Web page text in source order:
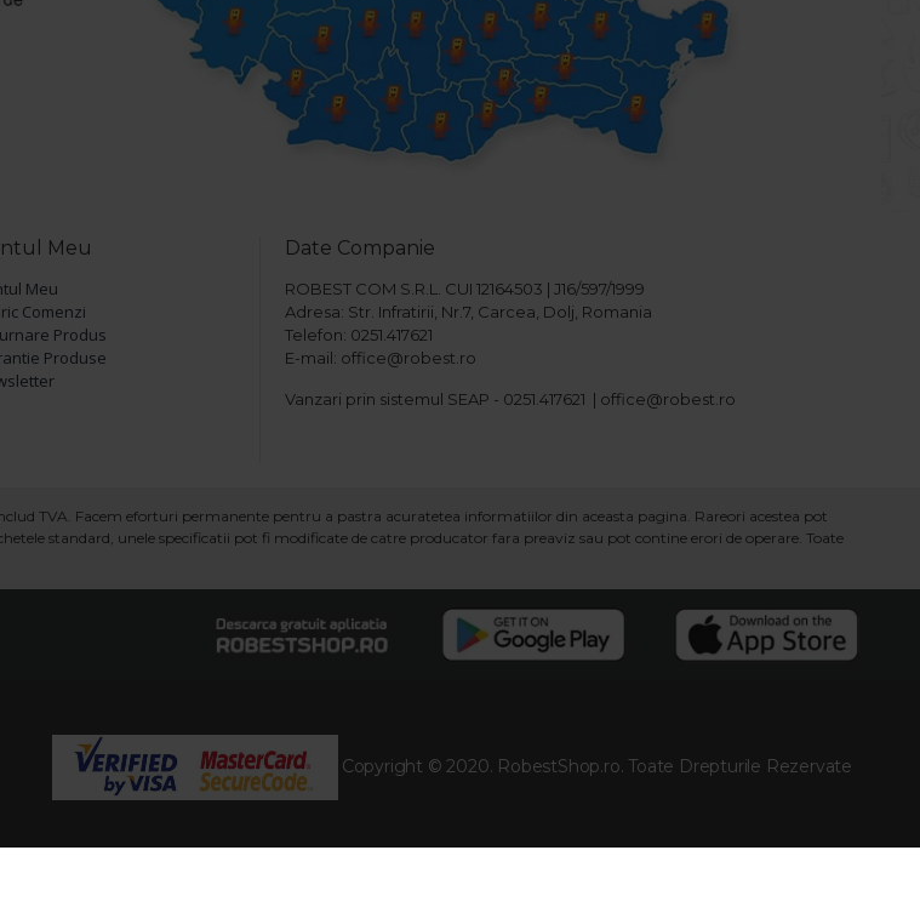
Meu
Meu
Comenzi
Produs
Produse
Date Companie
ROBEST COM S.R.L. CUI 12164503 | J16/597/1999
Adresa: Str. Infratirii, Nr.7, Carcea, Dolj, Romania
Telefon: 0251.417621
E-mail: office@robest.ro
Vanzari prin sistemul SEAP - 0251.417621 | office@robest.ro
TVA. Facem eforturi permanente pentru a pastra acuratetea informatiilor din aceasta pagina. Rareori acestea pot
standard, unele specificatii pot fi modificate de catre producator fara preaviz sau pot contine erori de operare. Toate
Copyright © 2020. RobestShop.ro. Toate Drepturile Rezervate